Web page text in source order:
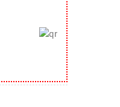
ATVSLĐ lần